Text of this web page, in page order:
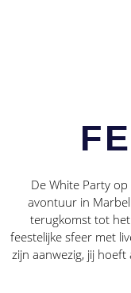
De White Party
avontuur in
terugkomst tot
feestelijke sfeer met
zijn aanwezig, jij